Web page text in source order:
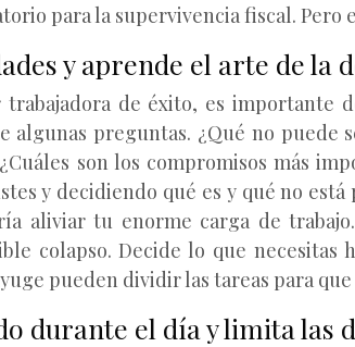
para la supervivencia fiscal.
y aprende el arte de la
de éxito, es importante
algunas preguntas. ¿Qué no
son los compromisos más
y decidiendo qué es y qué no
aliviar tu enorme carga de
colapso. Decide lo que
pueden dividir las tareas para
durante el día y limita las